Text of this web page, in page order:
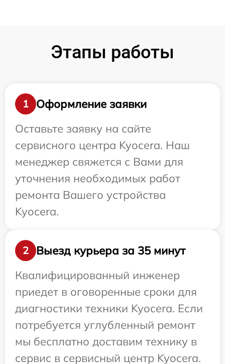
Этапы работы
1
Оформление заявки
Оставьте заявку на сайте
сервисного центра Kyocera. Наш
менеджер свяжется с Вами для
уточнения необходимых работ
ремонта Вашего устройства
Kyocera.
2
Выезд курьера за 35 минут
Квалифицированный инженер
приедет в оговоренные сроки для
диагностики техники Kyocera. Если
потребуется углубленный ремонт
мы бесплатно доставим технику в
сервис в сервисный центр Kyocera.